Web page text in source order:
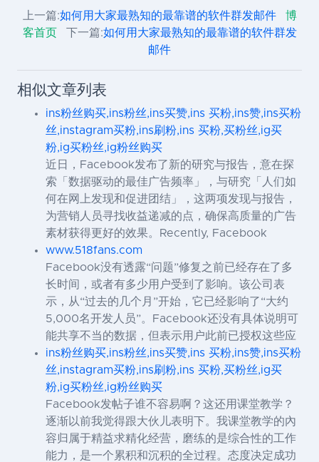
上一篇:如何用大家最熟知的最靠谱的软件群发邮件
博
客首页
下一篇:如何用大家最熟知的最靠谱的软件群发
邮件
相似文章列表
ins粉丝购买,ins粉丝,ins买赞,ins 买粉,ins赞,ins买粉
丝,instagram买粉,ins刷粉,ins 买粉,买粉丝,ig买
粉,ig买粉丝,ig粉丝购买
近日，Facebook发布了新的研究与报告，意在探
索「数据驱动的最佳广告频率」，与研究「人们如
何在网上发现和促进团结」，这两项发现与报告，
为营销人员寻找收益递减的点，确保高质量的广告
素材获得更好的效果。Recently, Facebook
www.518fans.com
Facebook没有透露“问题”修复之前已经存在了多
长时间，或者有多少用户受到了影响。该公司表
示，从“过去的几个月”开始，它已经影响了“大约
5,000名开发人员”。Facebook还没有具体说明可
能共享不当的数据，但表示用户此前已授权这些应
ins粉丝购买,ins粉丝,ins买赞,ins 买粉,ins赞,ins买粉
丝,instagram买粉,ins刷粉,ins 买粉,买粉丝,ig买
粉,ig买粉丝,ig粉丝购买
Facebook发帖子谁不容易啊？这还用课堂教学？
逐渐以前我觉得跟大伙儿表明下。我课堂教学的內
容归属于精益求精化经营，磨练的是综合性的工作
能力，是一个累积和沉积的全过程。态度决定成功